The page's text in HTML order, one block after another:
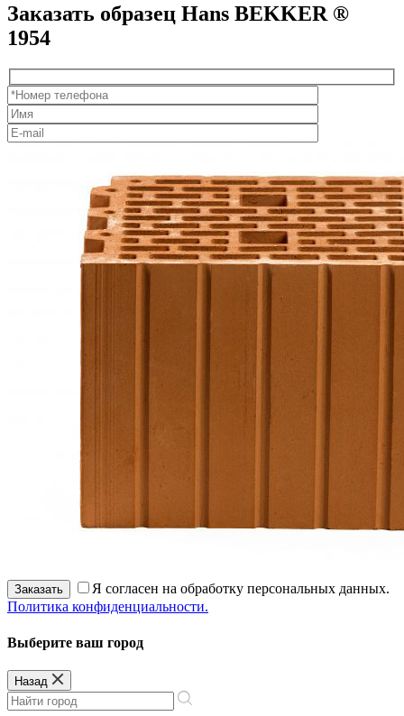
Заказать образец Hans BEKKER ®
1954
Заказать
Я согласен на обработку персональных данных.
Политика конфиденциальности.
Выберите ваш город
Назад